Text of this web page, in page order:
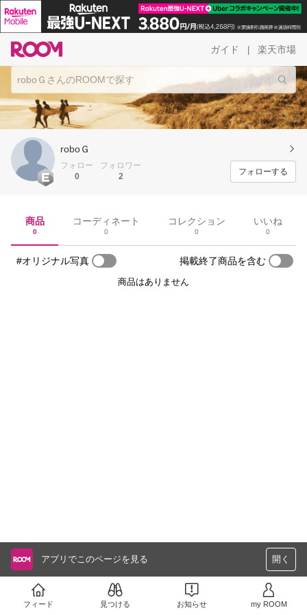
ガイド 楽天市場
roboＧ
フォロー
0
フォロワー
2
フォローする
商品
0
コーディネート
0
コレクション
0
いいね
0
#オリジナル写真 掲載終了商品を含む
商品はありません
アプリでこのページを見る 開く
フィード 見つける お知らせ my ROOM